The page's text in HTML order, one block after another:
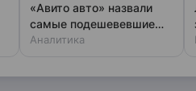
«Авито авто» назвали
самые подешевевшие
модели новых авто в РФ
Аналитика